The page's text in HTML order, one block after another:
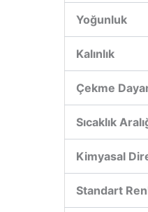
Yoğunluk
Kalınlık
Çekme
Sıcaklık
Kimyasal
Standart